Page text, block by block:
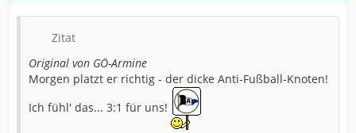
Zitat
Original von GÖ-Armine
Morgen platzt er richtig - der dicke Anti-Fußball-Knoten!
Ich fühl' das... 3:1 für uns!